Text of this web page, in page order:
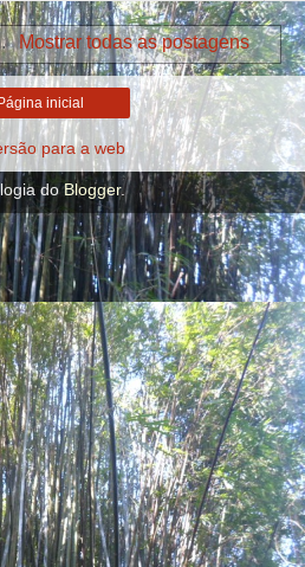
Mostrar todas as postagens
Página inicial
para a web
doBlogger.